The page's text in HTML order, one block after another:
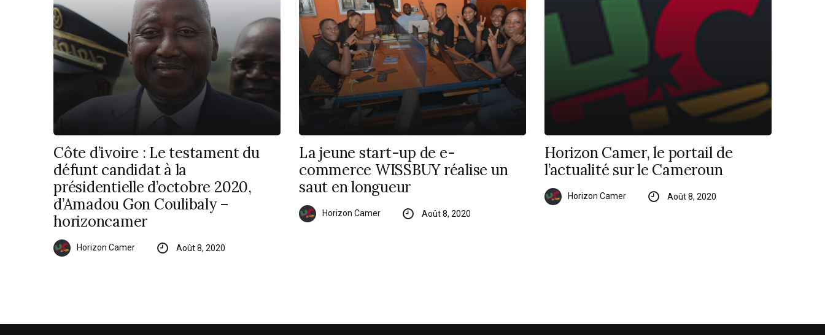
Côte d’ivoire : Le testament du
défunt candidat à la
présidentielle d’octobre 2020,
d’Amadou Gon Coulibaly –
horizoncamer
Horizon Camer Août 8, 2020
La jeune start-up de e-
commerce WISSBUY réalise un
saut en longueur
Horizon Camer Août 8, 2020
Horizon Camer, le portail de
l’actualité sur le Cameroun
Horizon Camer Août 8, 2020